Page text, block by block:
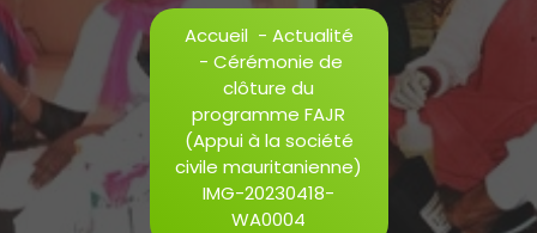
Accueil- Actualité
- Cérémonie de
clôture du
programme FAJR
(Appui à la société
civile mauritanienne)
IMG-20230418-
WA0004